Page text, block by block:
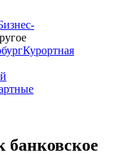
Курортная
банковское